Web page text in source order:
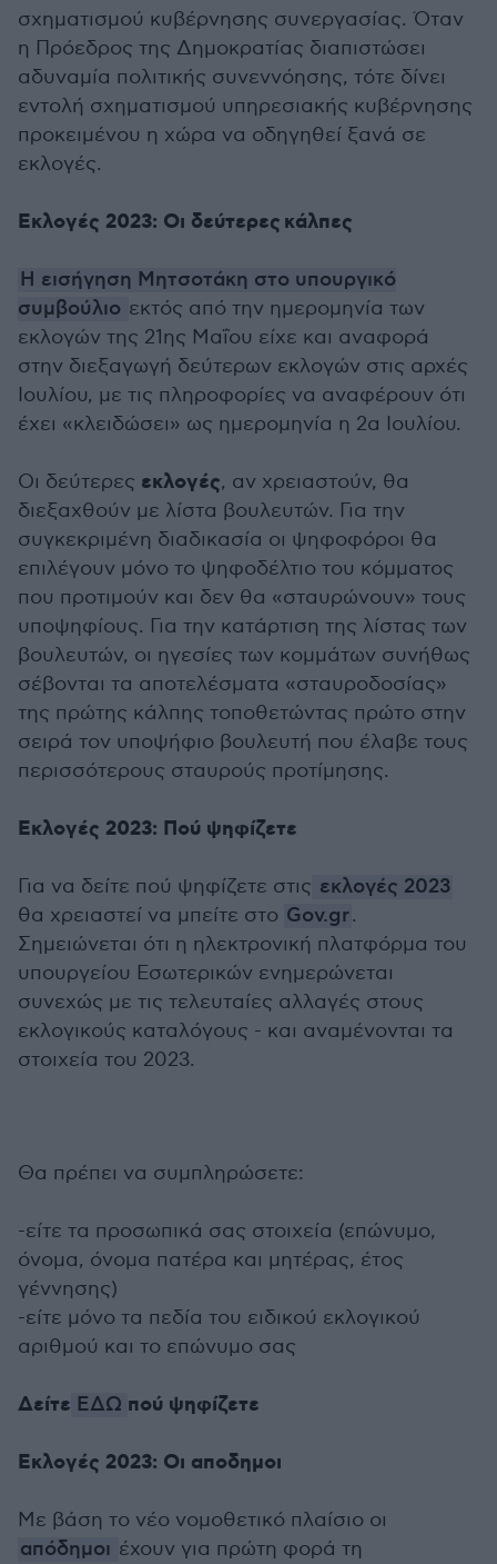
σχηματισμού κυβέρνησης συνεργασίας. Όταν
η Πρόεδρος της Δημοκρατίας διαπιστώσει
αδυναμία πολιτικής συνεννόησης, τότε δίνει
εντολή σχηματισμού υπηρεσιακής κυβέρνησης
προκειμένου η χώρα να οδηγηθεί ξανά σε
εκλογές.
Εκλογές 2023: Οι δεύτερες κάλπες
Η εισήγηση Μητσοτάκη στο υπουργικό
συμβούλιο εκτός από την ημερομηνία των
εκλογών της 21ης Μαΐου είχε και αναφορά
στην διεξαγωγή δεύτερων εκλογών στις αρχές
Ιουλίου, με τις πληροφορίες να αναφέρουν ότι
έχει «κλειδώσει» ως ημερομηνία η 2α Ιουλίου.
Οι δεύτερες εκλογές, αν χρειαστούν, θα
διεξαχθούν με λίστα βουλευτών. Για την
συγκεκριμένη διαδικασία οι ψηφοφόροι θα
επιλέγουν μόνο το ψηφοδέλτιο του κόμματος
που προτιμούν και δεν θα «σταυρώνουν» τους
υποψηφίους. Για την κατάρτιση της λίστας των
βουλευτών, οι ηγεσίες των κομμάτων συνήθως
σέβονται τα αποτελέσματα «σταυροδοσίας»
της πρώτης κάλπης τοποθετώντας πρώτο στην
σειρά τον υποψήφιο βουλευτή που έλαβε τους
περισσότερους σταυρούς προτίμησης.
Εκλογές 2023: Πού ψηφίζετε
Για να δείτε πού ψηφίζετε στις εκλογές 2023
θα χρειαστεί να μπείτε στο Gov.gr.
Σημειώνεται ότι η ηλεκτρονική πλατφόρμα του
υπουργείου Εσωτερικών ενημερώνεται
συνεχώς με τις τελευταίες αλλαγές στους
εκλογικούς καταλόγους - και αναμένονται τα
στοιχεία του 2023.
Θα πρέπει να συμπληρώσετε:
-είτε τα προσωπικά σας στοιχεία (επώνυμο,
όνομα, όνομα πατέρα και μητέρας, έτος
γέννησης)
-είτε μόνο τα πεδία του ειδικού εκλογικού
αριθμού και το επώνυμο σας
Δείτε ΕΔΩ πού ψηφίζετε
Εκλογές 2023: Οι αποδημοι
Με βάση το νέο νομοθετικό πλαίσιο οι
απόδημοι έχουν για πρώτη φορά τη